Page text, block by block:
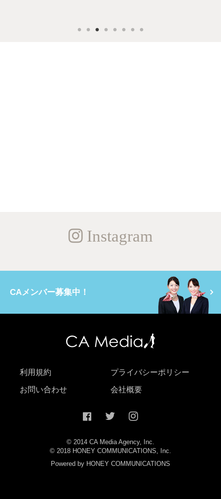
Instagram
CAメンバー募集中！
利用規約 プライバシーポリシー
お問い合わせ 会社概要
© 2014 CA Media Agency, Inc.
© 2018 HONEY COMMUNICATIONS, Inc.
Powered by HONEY COMMUNICATIONS